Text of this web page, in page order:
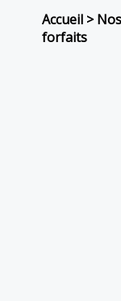
Accueil >
forfaits